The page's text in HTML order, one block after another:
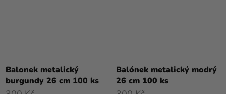
Balonek metalický
burgundy 26 cm 100 ks
Balónek metalický modrý
26 cm 100 ks